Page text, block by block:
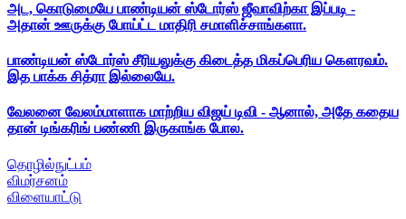
அட, கொடுமையே பாண்டியன் ஸ்டோர்ஸ் ஜீவாவிற்கா இப்படி -
அதான் ஊருக்கு போய்ட்ட மாதிரி சமாளிச்சாங்களா.
பாண்டியன் ஸ்டோர்ஸ் சீரியலுக்கு கிடைத்த மிகப்பெரிய கௌரவம்.
இத பாக்க சித்ரா இல்லையே.
வேலனை வேலம்மாளாக மாற்றிய விஜய் டிவி - ஆனால், அதே கதைய
தான் டிங்கரிங் பண்ணி இருகாங்க போல.
தொழில்நுட்பம்
விமர்சனம்
விளையாட்டு